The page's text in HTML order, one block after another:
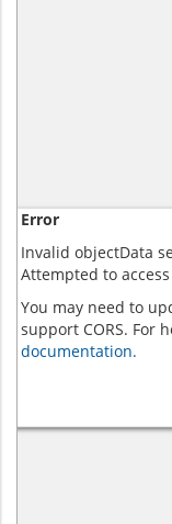
Error
Invalid objectData
Attempted to
You may need to
support CORS. For
documentation.